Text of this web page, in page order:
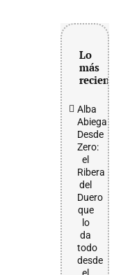
Lo
más
reciente
Alba
Abiega
Desde
Zero:
el
Ribera
del
Duero
que
lo
da
todo
desde